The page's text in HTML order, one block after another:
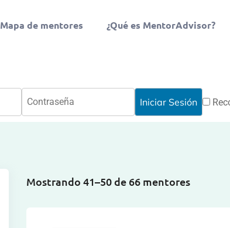
Mapa de mentores ¿Qué es MentorAdvisor?
Mostrando 41–50 de 66 mentores